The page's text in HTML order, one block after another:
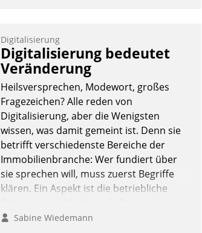
Digitalisierung
Digitalisierung bedeutet
Veränderung
Heilsversprechen, Modewort, großes
Fragezeichen? Alle reden von
Digitalisierung, aber die Wenigsten
wissen, was damit gemeint ist. Denn sie
betrifft verschiedenste Bereiche der
Immobilienbranche: Wer fundiert über
sie sprechen will, muss zuerst Begriffe
klären. Ein Aspekt ist die betriebliche
ermöglichen große Einsparungen durch
Sabine Wiedemann